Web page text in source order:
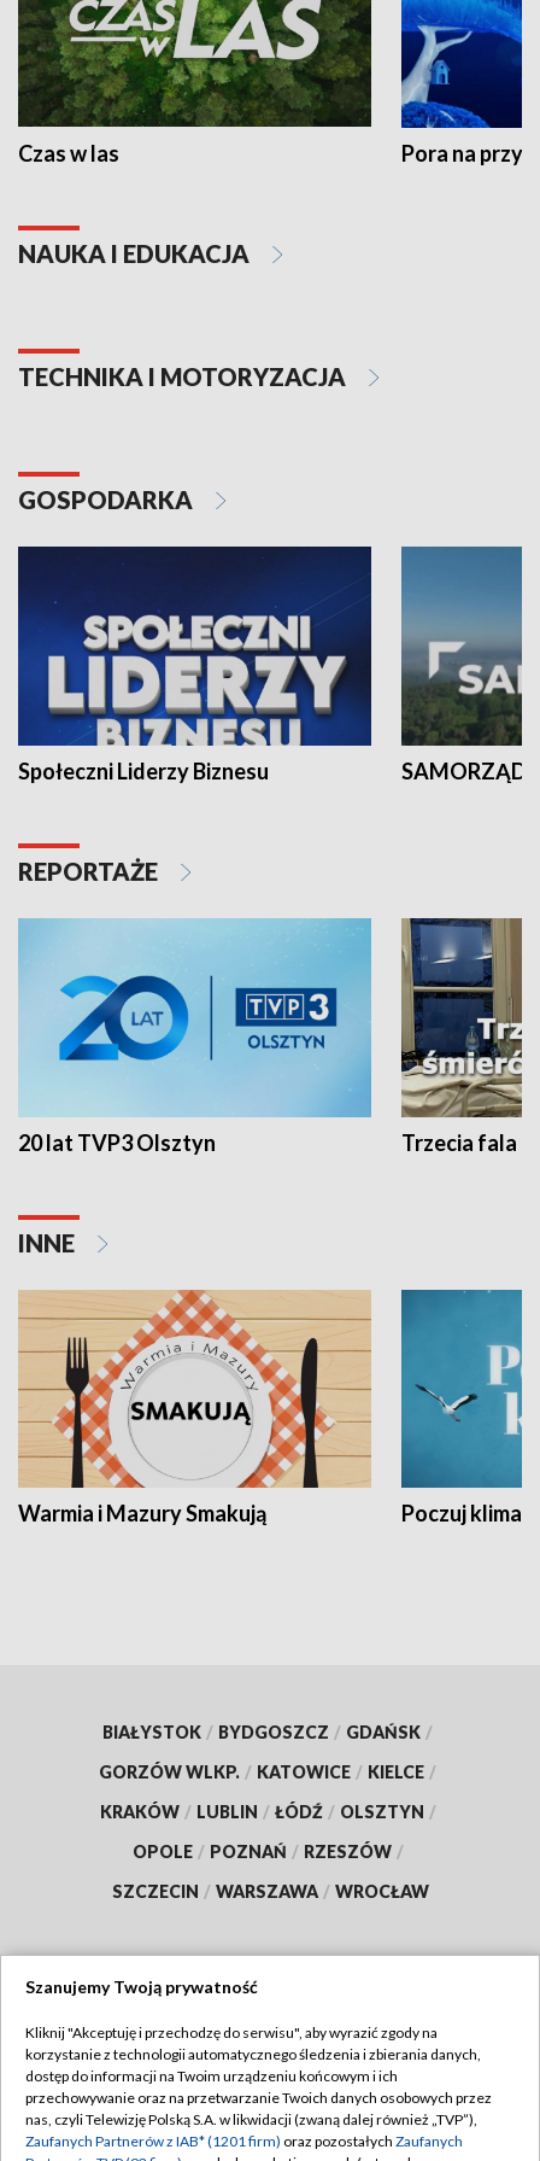
Czas w las Pora na
NAUKA I EDUKACJA
TECHNIKA I MOTORYZACJA
GOSPODARKA
Społeczni Liderzy Biznesu SAMORZĄD
REPORTAŻE
20 lat TVP3 Olsztyn Trzecia fala -
INNE
Warmia i Mazury Smakują Poczuj klimat
BIAŁYSTOK / BYDGOSZCZ / GDAŃSK /
GORZÓW WLKP. / KATOWICE / KIELCE /
KRAKÓW / LUBLIN / ŁÓDŹ / OLSZTYN /
OPOLE / POZNAŃ / RZESZÓW /
SZCZECIN / WARSZAWA / WROCŁAW
TVP
Abonament TVP
Emisja w TVP
Regulamin TVP
Polityka prywatności
Szanujemy Twoją prywatność
Kliknij "Akceptuję i przechodzę do serwisu", aby wyrazić zgody na
korzystanie z technologii automatycznego śledzenia i zbierania danych,
dostęp do informacji na Twoim urządzeniu końcowym i ich
przechowywanie oraz na przetwarzanie Twoich danych osobowych przez
nas, czyli Telewizję Polską S.A. w likwidacji (zwaną dalej również „TVP”),
Zaufanych Partnerów z IAB* (1201 firm) oraz pozostałych Zaufanych